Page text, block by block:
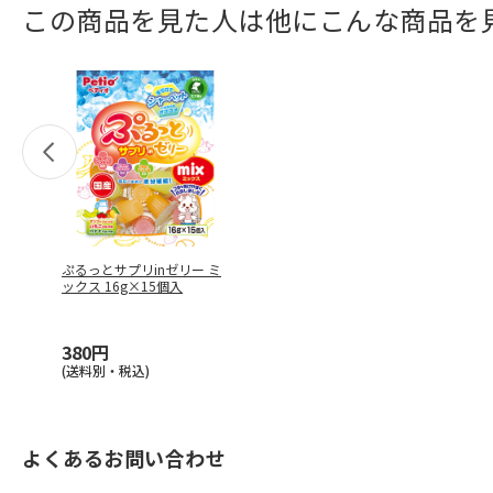
この商品を見た人は他にこんな商品を
ぷるっとサプリinゼリー ミ
ックス 16g×15個入
380円
(送料別・税込)
よくあるお問い合わせ